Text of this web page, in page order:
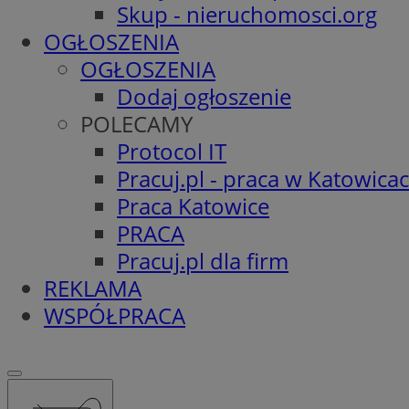
Skup - nieruchomosci.org
OGŁOSZENIA
OGŁOSZENIA
Dodaj ogłoszenie
POLECAMY
Protocol IT
Pracuj.pl - praca w
Praca Katowice
PRACA
Pracuj.pl dla firm
REKLAMA
WSPÓŁPRACA